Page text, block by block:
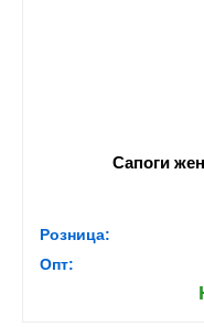
Сапоги
Розница:
Опт: